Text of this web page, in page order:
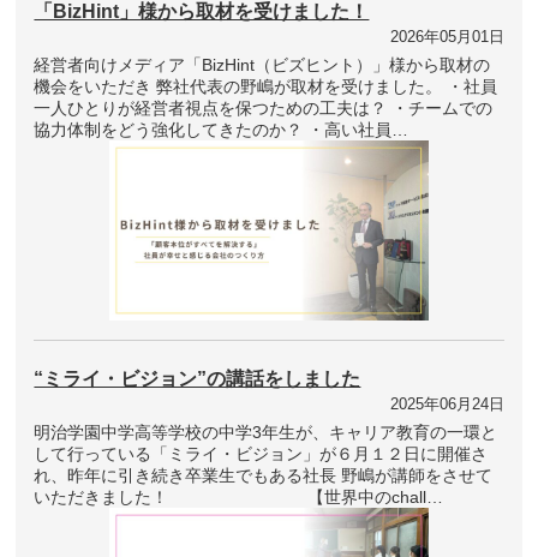
「BizHint」様から取材を受けました！
2026年05月01日
経営者向けメディア「BizHint（ビズヒント）」様から取材の
機会をいただき 弊社代表の野嶋が取材を受けました。 ・社員
一人ひとりが経営者視点を保つための工夫は？ ・チームでの
協力体制をどう強化してきたのか？ ・高い社員…
“ミライ・ビジョン”の講話をしました
2025年06月24日
明治学園中学高等学校の中学3年生が、キャリア教育の一環と
して行っている「ミライ・ビジョン」が６月１２日に開催さ
れ、昨年に引き続き卒業生でもある社長 野嶋が講師をさせて
いただきました！ 【世界中のchall…